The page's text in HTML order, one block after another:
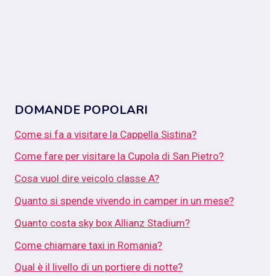
DOMANDE POPOLARI
Come si fa a visitare la Cappella Sistina?
Come fare per visitare la Cupola di San Pietro?
Cosa vuol dire veicolo classe A?
Quanto si spende vivendo in camper in un mese?
Quanto costa sky box Allianz Stadium?
Come chiamare taxi in Romania?
Qual è il livello di un portiere di notte?